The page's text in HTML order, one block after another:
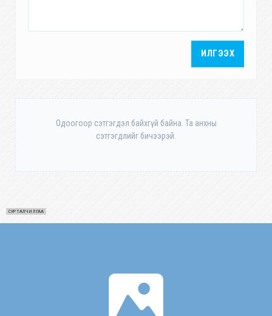
ИЛГЭЭХ
Одоогоор сэтгэгдэл байхгүй байна. Та анхны
сэтгэгдлийг бичээрэй.
СУРТАЛЧИЛГАА